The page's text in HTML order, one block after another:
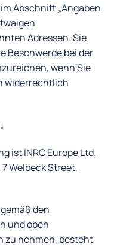
Abschnitt „Angaben
Adressen. Sie
Beschwerde bei der
wenn Sie
widerrechtlich
ist INRC Europe Ltd.
Welbeck Street,
den
und oben
zu nehmen, besteht